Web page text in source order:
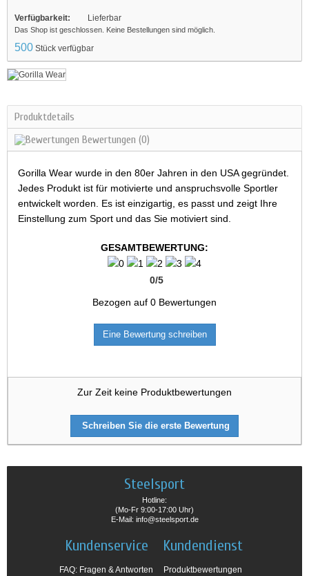
Verfügbarkeit: Lieferbar
Das Shop ist geschlossen. Keine Bestellungen sind möglich.
500 Stück verfügbar
Produktdetails
Bewertungen (0)
Gorilla Wear wurde in den 80er Jahren in den USA gegründet.
Jedes Produkt ist für motivierte und anspruchsvolle Sportler
entwickelt worden. Es ist einzigartig, es passt und zeigt Ihre
Einstellung zum Sport und das Sie motiviert sind.
GESAMTBEWERTUNG:
0/5
Bezogen auf 0 Bewertungen
Eine Bewertung schreiben
Zur Zeit keine Produktbewertungen
Schreiben Sie die erste Bewertung
Steelsport
Hotline:
(Mo-Fr 9:00-17:00 Uhr)
E-Mail: info@steelsport.de
Kundenservice
FAQ: Fragen & Antworten
Kundendienst
Produktbewertungen